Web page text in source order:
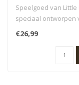
Speelgoed van Little
speciaal ontworpen
allerkleinsten. Al hun
€26,99